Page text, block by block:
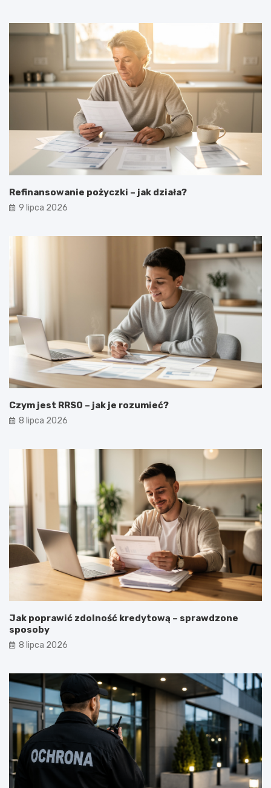
Refinansowanie pożyczki – jak działa?
9 lipca 2026
Czym jest RRSO – jak je rozumieć?
8 lipca 2026
Jak poprawić zdolność kredytową – sprawdzone
sposoby
8 lipca 2026